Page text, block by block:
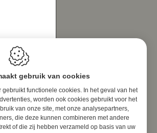
gebruik van cookies
functionele cookies. In het geval van het
worden ook cookies gebruikt voor het
van onze site, met onze analysepartners,
die deze kunnen combineren met andere
of die zij hebben verzameld op basis van uw